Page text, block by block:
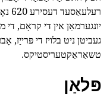
געביטן ניט בלויז די פּרייַז,
טשאַראַקטעריסטיקס.
פּלאַן